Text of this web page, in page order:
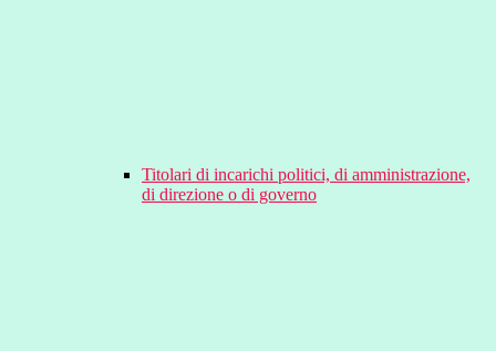
Titolari di incarichi politici, di amministrazione,
di direzione o di governo